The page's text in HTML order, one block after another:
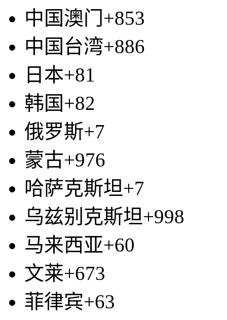
中国澳门+853
中国台湾+886
日本+81
韩国+82
俄罗斯+7
蒙古+976
哈萨克斯坦+7
乌兹别克斯坦+998
马来西亚+60
文莱+673
菲律宾+63